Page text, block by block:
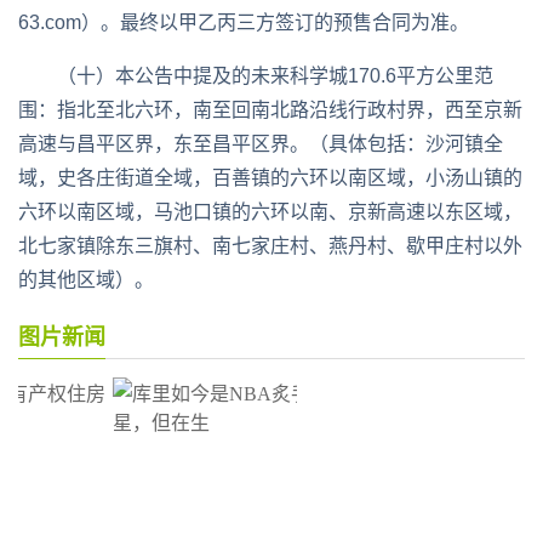
63.com）。最终以甲乙丙三方签订的预售合同为准。
（十）本公告中提及的未来科学城170.6平方公里范
围：指北至北六环，南至回南北路沿线行政村界，西至京新
高速与昌平区界，东至昌平区界。（具体包括：沙河镇全
域，史各庄街道全域，百善镇的六环以南区域，小汤山镇的
六环以南区域，马池口镇的六环以南、京新高速以东区域，
北七家镇除东三旗村、南七家庄村、燕丹村、歇甲庄村以外
的其他区域）。
图片新闻